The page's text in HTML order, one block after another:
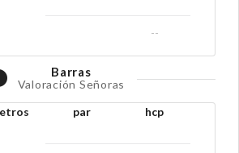
--
Barras
Valoración Señoras
par hcp